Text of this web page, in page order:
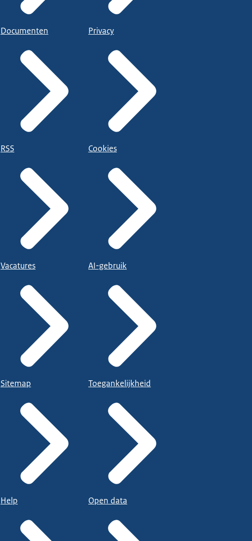
Documenten
RSS
Vacatures
Sitemap
Help
Privacy
Cookies
AI-gebruik
Toegankelijkheid
Open data